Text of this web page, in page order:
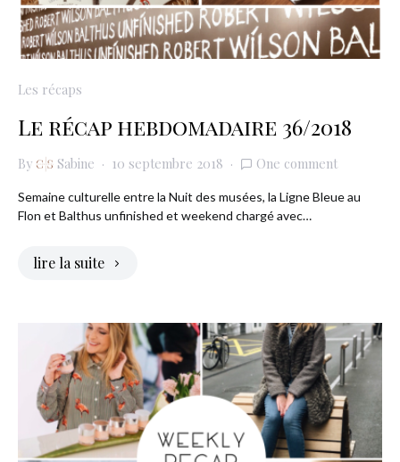
Les récaps
Le récap hebdomadaire 36/2018
By Sabine 10 septembre 2018 One comment
Semaine culturelle entre la Nuit des musées, la Ligne Bleue au
Flon et Balthus unfinished et weekend chargé avec…
lire la suite